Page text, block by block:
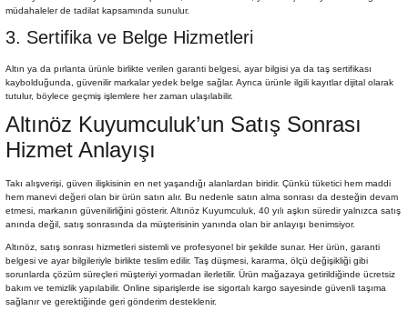
müdahaleler de tadilat kapsamında sunulur.
3. Sertifika ve Belge Hizmetleri
Altın ya da pırlanta ürünle birlikte verilen garanti belgesi, ayar bilgisi ya da taş sertifikası
kaybolduğunda, güvenilir markalar yedek belge sağlar. Ayrıca ürünle ilgili kayıtlar dijital olarak
tutulur, böylece geçmiş işlemlere her zaman ulaşılabilir.
Altınöz Kuyumculuk’un Satış Sonrası
Hizmet Anlayışı
Takı alışverişi, güven ilişkisinin en net yaşandığı alanlardan biridir. Çünkü tüketici hem maddi
hem manevi değeri olan bir ürün satın alır. Bu nedenle satın alma sonrası da desteğin devam
etmesi, markanın güvenilirliğini gösterir. Altınöz Kuyumculuk, 40 yılı aşkın süredir yalnızca satış
anında değil, satış sonrasında da müşterisinin yanında olan bir anlayışı benimsiyor.
Altınöz, satış sonrası hizmetleri sistemli ve profesyonel bir şekilde sunar. Her ürün, garanti
belgesi ve ayar bilgileriyle birlikte teslim edilir. Taş düşmesi, kararma, ölçü değişikliği gibi
sorunlarda çözüm süreçleri müşteriyi yormadan ilerletilir. Ürün mağazaya getirildiğinde ücretsiz
bakım ve temizlik yapılabilir. Online siparişlerde ise sigortalı kargo sayesinde güvenli taşıma
sağlanır ve gerektiğinde geri gönderim desteklenir.